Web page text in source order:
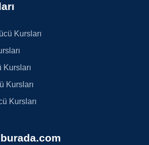
Kursları
Kursları
Kursları
Kursları